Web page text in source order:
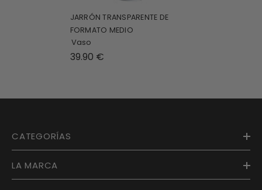
JARRÓN TRANSPARENTE DE
FORMATO MEDIO
Vaso
39.90 €
CATEGORÍAS
LA MARCA